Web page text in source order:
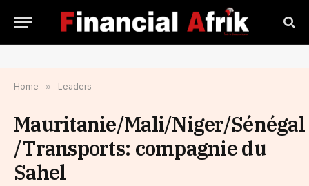
Home » Leaders
Mauritanie/Mali/Niger/Sénégal
/Transports: compagnie du
Sahel